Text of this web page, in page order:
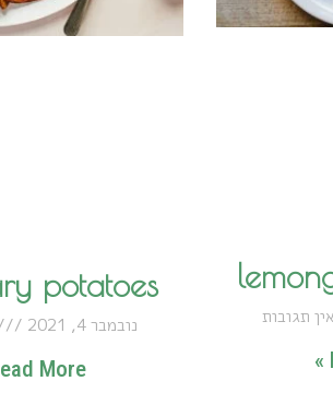
אין תגובות
potatoes
נובמבר 4, 2021
More »